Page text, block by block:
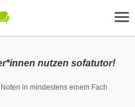
nutzen sofatutor!
in mindestens einem Fach